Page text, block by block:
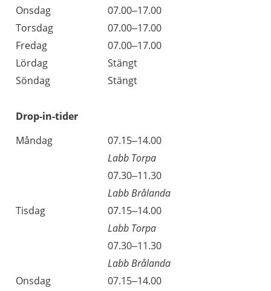
Onsdag
07.00–17.00
Torsdag
07.00–17.00
Fredag
07.00–17.00
Lördag
Stängt
Söndag
Stängt
Drop-in-tider
Måndag
07.15–14.00
Labb Torpa
07.30–11.30
Labb Brålanda
Tisdag
07.15–14.00
Labb Torpa
07.30–11.30
Labb Brålanda
Onsdag
07.15–14.00